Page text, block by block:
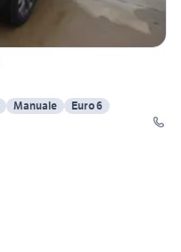
Manuale
Euro 6